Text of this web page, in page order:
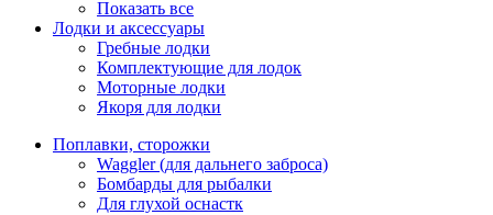
Показать все
Лодки и аксессуары
Гребные лодки
Комплектующие для лодок
Моторные лодки
Якоря для лодки
Поплавки, сторожки
Waggler (для дальнего заброса)
Бомбарды для рыбалки
Для глухой оснастк